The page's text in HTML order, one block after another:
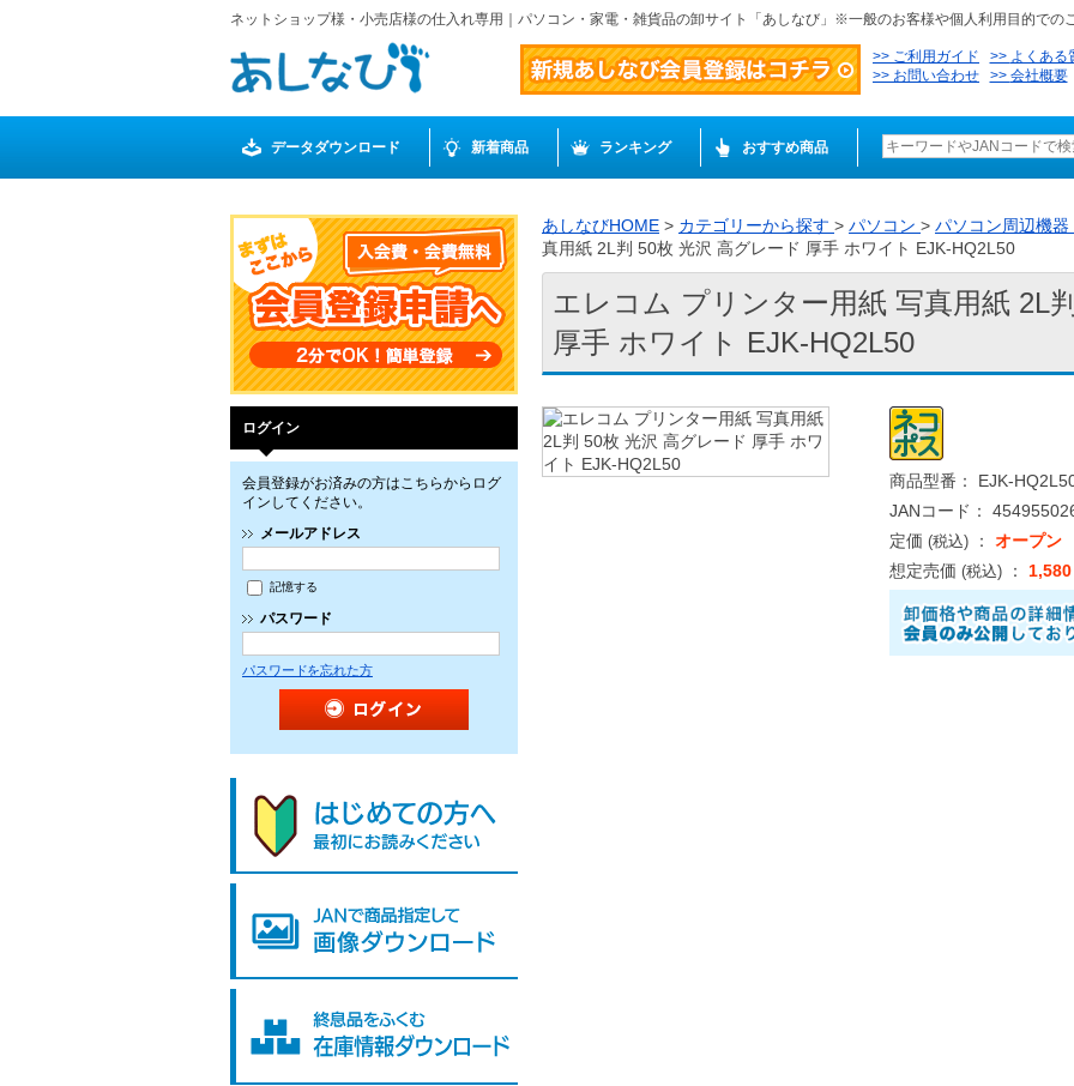
ネットショップ様・小売店様の仕入れ専用｜パソコン・家電・雑貨品の卸サイト「あしなび」※一般のお客様や個人利用目的での
ご利用ガイド
よくある
お問い合わせ
会社概要
データダウンロード 新着商品 ランキング おすすめ商品
ログイン
会員登録がお済みの方はこちらからログ
インしてください。
メールアドレス
記憶する
パスワード
パスワードを忘れた方
あしなびHOME > カテゴリーから探す > パソコン > パソコン周辺機器
真用紙 2L判 50枚 光沢 高グレード 厚手 ホワイト EJK-HQ2L50
エレコム プリンター用紙 写真用紙 2L
厚手 ホワイト EJK-HQ2L50
商品型番： EJK-
JANコード：
定価 (税込) ： オープン
想定売価 (税込) ：